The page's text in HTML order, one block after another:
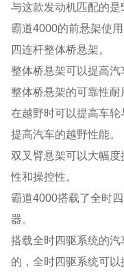
与这款发动机匹配的是
霸道4000的前悬架使
四连杆整体桥悬架。
整体桥悬架可以提高汽
整体桥悬架的可靠性
在越野时可以提高车
提高汽车的越野性能。
双叉臂悬架可以大幅
性和操控性。
霸道4000搭载了全时
器。
搭载全时四驱系统的
的，全时四驱系统可以